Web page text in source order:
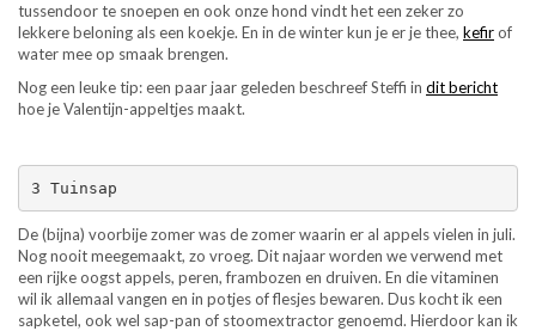
tussendoor te snoepen en ook onze hond vindt het een zeker zo
lekkere beloning als een koekje. En in de winter kun je er je thee, kefirof
water mee op smaak brengen.
Nog een leuke tip: een paar jaar geleden beschreef Steffi in dit bericht
hoe je Valentijn-appeltjes maakt.
3 Tuinsap
De (bijna) voorbije zomer was de zomer waarin er al appels vielen in juli.
Nog nooit meegemaakt, zo vroeg. Dit najaar worden we verwend met
een rijke oogst appels, peren, frambozen en druiven. En die vitaminen
wil ik allemaal vangen en in potjes of flesjes bewaren. Dus kocht ik een
sapketel, ook wel sap-pan of stoomextractor genoemd. Hierdoor kan ik